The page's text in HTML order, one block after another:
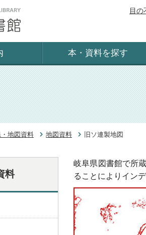
目の
本・資料を探す
地図資料 地図資料 旧ソ連製地図
岐阜県図書館で所
ることによりイン
料